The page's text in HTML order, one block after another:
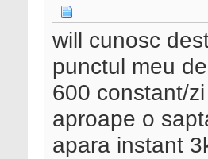
will cunosc
punctul meu
600 constant/
aproape o
apara instant